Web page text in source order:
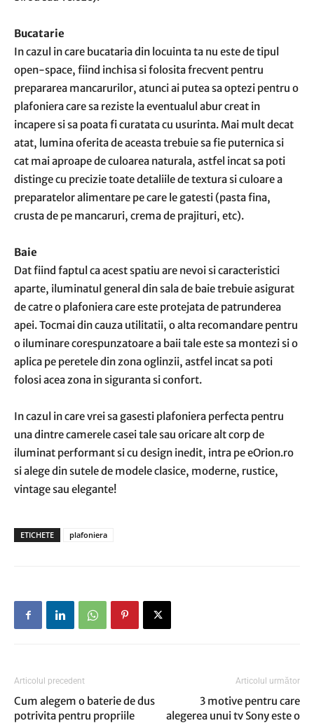
Bucatarie
In cazul in care bucataria din locuinta ta nu este de tipul
open-space, fiind inchisa si folosita frecvent pentru
prepararea mancarurilor, atunci ai putea sa optezi pentru o
plafoniera care sa reziste la eventualul abur creat in
incapere si sa poata fi curatata cu usurinta. Mai mult decat
atat, lumina oferita de aceasta trebuie sa fie puternica si
cat mai aproape de culoarea naturala, astfel incat sa poti
distinge cu precizie toate detaliile de textura si culoare a
preparatelor alimentare pe care le gatesti (pasta fina,
crusta de pe mancaruri, crema de prajituri, etc).
Baie
Dat fiind faptul ca acest spatiu are nevoi si caracteristici
aparte, iluminatul general din sala de baie trebuie asigurat
de catre o plafoniera care este protejata de patrunderea
apei. Tocmai din cauza utilitatii, o alta recomandare pentru
o iluminare corespunzatoare a baii tale este sa montezi si o
aplica pe peretele din zona oglinzii, astfel incat sa poti
folosi acea zona in siguranta si confort.
In cazul in care vrei sa gasesti plafoniera perfecta pentru
una dintre camerele casei tale sau oricare alt corp de
iluminat performant si cu design inedit, intra pe eOrion.ro
si alege din sutele de modele clasice, moderne, rustice,
vintage sau elegante!
ETICHETE plafoniera
Articolul precedent
Cum alegem o baterie de dus
potrivita pentru propriile
Articolul următor
3 motive pentru care
alegerea unui tv Sony este o